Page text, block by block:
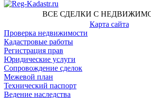
ВСЕ СДЕЛКИ С
Карта сайта
Проверка недвижимости
Кадастровые работы
Регистрация прав
Юридические услуги
Сопровождение сделок
Межевой план
Технический паспорт
Ведение наследства